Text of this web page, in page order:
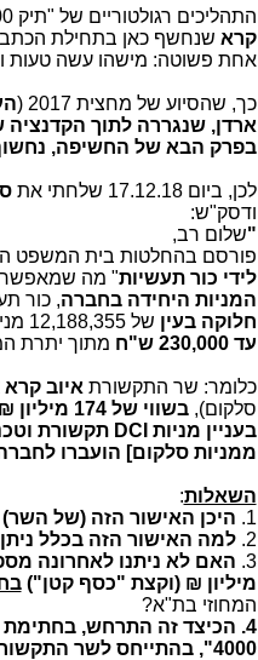
התהליכים רגולטוריים של "תיק 5000" התרחשו בפועל במחצית 2018, אם כי החלו ב-2017. המסמך של
קרא שנחשף כאן בתחילת
אחת פשוטה: מישהו עשה טעות
כך, שהסיוע של מחצית 2017 (
ארדן, שנגררה לתוך
בפרק הבא של החשיפה,
לכן, ביום 17.12.18 שלחתי את
ודסק"ש:
"שלום רב,
פורסם בהחלטות בית המשפט
לידי כור תעשיות" מה שמאפשר
המניות היחידה בחברה, כור
חלוקה בעין של 12,188,355 מניות חברת סלקום ישראל בע"מ המוחזקות על ידי המבקשת וכן
עד 230,000 ש"ח
מתוך יתרת
כלומר: שר התקשורת איוב קרא
סלקום),
בעניין מניות DCI
ממניות סלקום] הועברו
השאלות:
1. היכן האישור הזה (של
2. למה האישור הזה בכלל
3. האם לא ניתנו לאחרונה
מיליון ₪ (וקצת "כסף קטן")
המחוזי בת"א?
4. הכיצד זה התרחש,
4000", בהתייחס לשר התקשורת דאז, בנימין נתניהו??"